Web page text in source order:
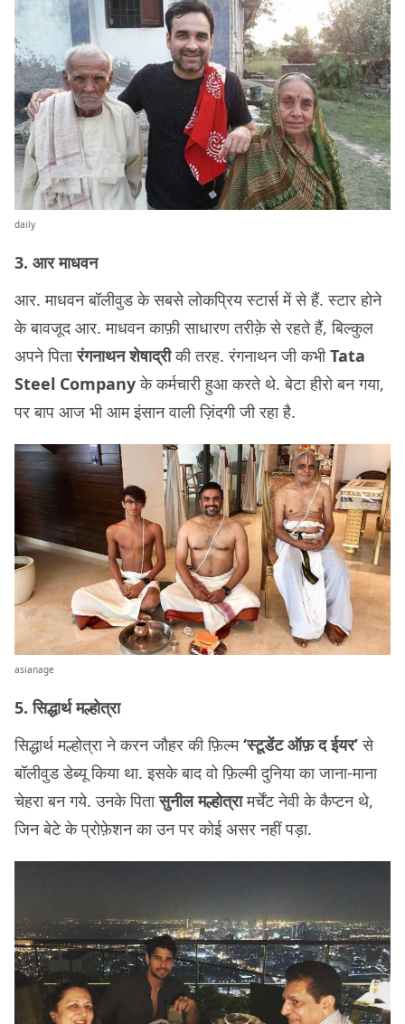
daily
3. आर माधवन
आर. माधवन बॉलीवुड के सबसे लोकप्रिय स्टार्स में से हैं. स्टार होने
के बावजूद आर. माधवन काफ़ी साधारण तरीक़े से रहते हैं, बिल्कुल
अपने पितारंगनाथन शेषाद्रीकी तरह. रंगनाथन जी कभीTata
Steel Companyके कर्मचारी हुआ करते थे. बेटा हीरो बन गया,
पर बाप आज भी आम इंसान वाली ज़िंदगी जी रहा है.
asianage
5. सिद्धार्थ मल्होत्रा
सिद्धार्थ मल्होत्रा ने करन जौहर की फ़िल्म‘स्टूडेंट ऑफ़ द ईयर’से
बॉलीवुड डेब्यू किया था. इसके बाद वो फ़िल्मी दुनिया का जाना-माना
चेहरा बन गये. उनके पितासुनील मल्होत्रामर्चेंट नेवी के कैप्टन थे,
जिन बेटे के प्रोफ़ेशन का उन पर कोई असर नहीं पड़ा.